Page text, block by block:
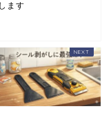
ます